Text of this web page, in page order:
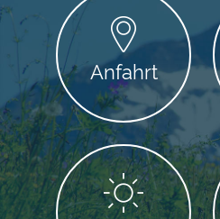
Anfahrt